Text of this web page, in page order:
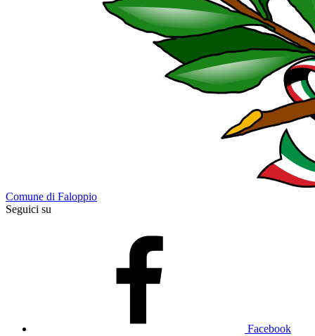
Comune di Faloppio
Seguici su
Facebook